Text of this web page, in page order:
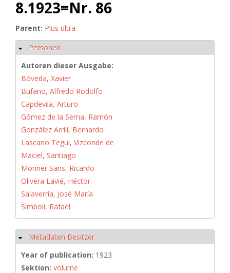
8.1923=Nr. 86
Parent: Plus ultra
Hide
Personen
Autoren dieser Ausgabe:
Bóveda, Xavier
Bufano, Alfredo Rodolfo
Capdevila, Arturo
Gómez de la Serna, Ramón
González Arrili, Bernardo
Lascano Tegui, Vizconde de
Maciel, Santiago
Monner Sans, Ricardo
Olivera Lavié, Héctor
Salaverría, José María
Simboli, Rafael
Hide
Metadaten Besitzer
Year of publication: 1923
Sektion: volume